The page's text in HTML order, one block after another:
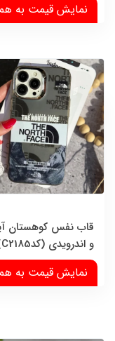
نمایش قیمت به
قاب نفس کوهستان
و اندرویدی (کدC2185)
نمایش قیمت به